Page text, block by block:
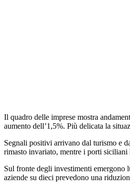
Il quadro delle imprese mostra
aumento dell’1,5%. Più delicata la
Segnali positivi arrivano dal turismo e
rimasto invariato, mentre i porti siciliani
Sul fronte degli investimenti emergono
aziende su dieci prevedono una